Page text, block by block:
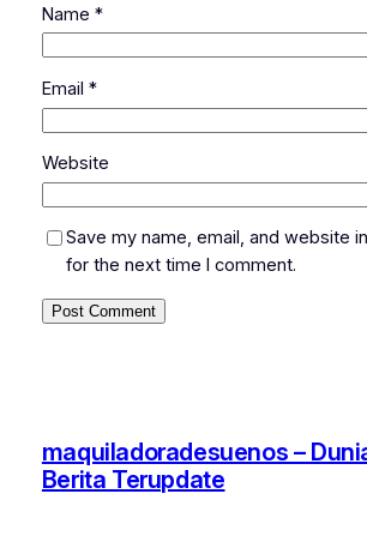
Name *
Email *
Website
Save my name, email, and website
for the next time I comment.
maquiladoradesuenos –
Berita Terupdate